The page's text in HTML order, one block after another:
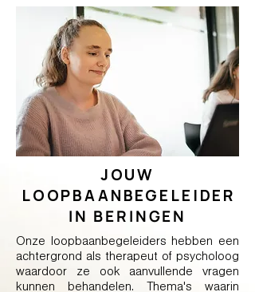
JOUW
LOOPBAANBEGELEIDER
IN BERINGEN
Onze loopbaanbegeleiders hebben een
achtergrond als therapeut of psycholoog
waardoor ze ook aanvullende vragen
kunnen behandelen. Thema's waarin